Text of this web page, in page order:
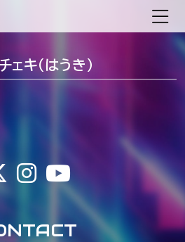
ン
ェキ（はうき）